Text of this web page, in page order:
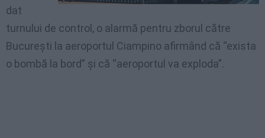
dat
turnului de control, o alarmă pentru zborul către
Bucureşti la aeroportul Ciampino afirmând că “exista
o bombă la bord” şi că “aeroportul va exploda”.